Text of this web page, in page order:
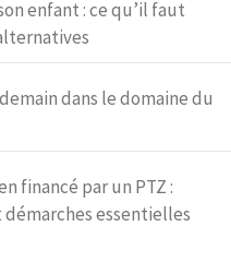
enfant : ce qu’il faut
dans le domaine du
financé par un PTZ :
essentielles